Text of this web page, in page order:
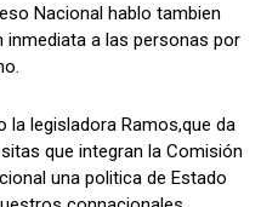
Nacional hablo tambien
a las personas por
legisladora Ramos,que da
que integran la Comisión
una politica de Estado